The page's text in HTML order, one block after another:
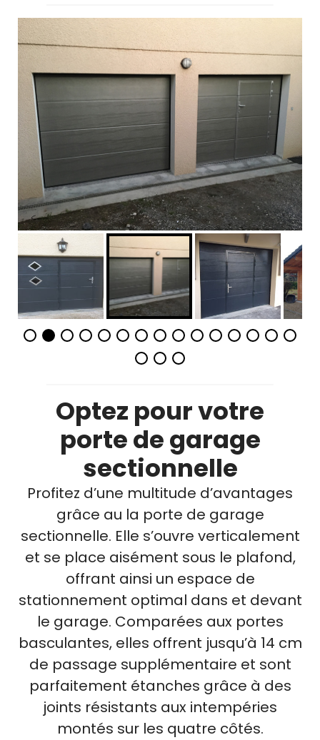
Optez pour votre
porte de garage
sectionnelle
Profitez d’une multitude d’avantages
grâce au la porte de garage
sectionnelle. Elle s’ouvre verticalement
et se place aisément sous le plafond,
offrant ainsi un espace de
stationnement optimal dans et devant
le garage. Comparées aux portes
basculantes, elles offrent jusqu’à 14 cm
de passage supplémentaire et sont
parfaitement étanches grâce à des
joints résistants aux intempéries
montés sur les quatre côtés.